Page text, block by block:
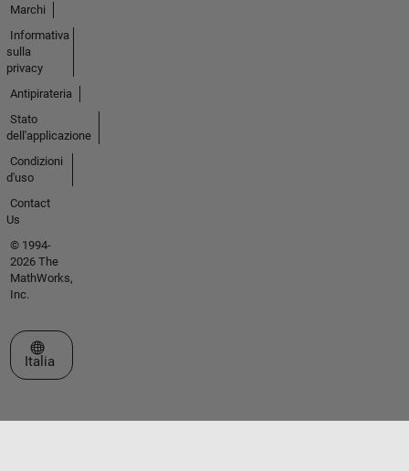
Marchi
Informativa
sulla
privacy
Antipirateria
Stato
dell'applicazione
Condizioni
d'uso
Contact
Us
© 1994-
2026 The
MathWorks,
Inc.
Seleziona un sito web
Italia